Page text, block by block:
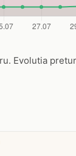
Evolutia